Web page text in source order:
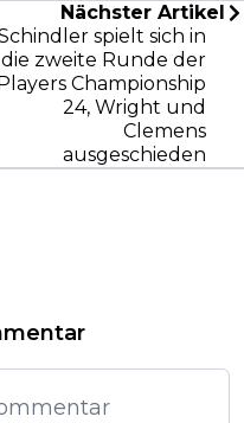
Nächster Artikel
spielt sich in
die zweite Runde der
Championship
24, Wright und
Clemens
ausgeschieden